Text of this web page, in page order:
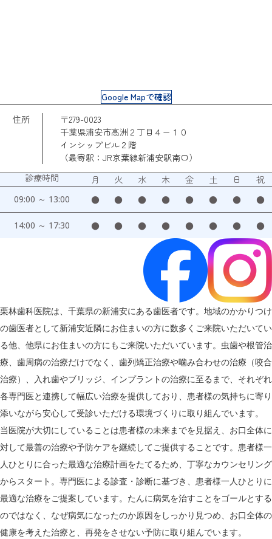
Google Mapで確認
住所
〒279-0023
千葉県浦安市高洲２丁目４ー１０
インシップビル２階
（最寄駅：JR京葉線新浦安駅南口）
診療時間
月 火 水 木 金 土 日 祝
09:00 ～ 13:00 ● ● ● ● ● ● ● ●
14:00 ～ 17:30 ● ● ● ● ● ● ● ●
栗林歯科医院は、千葉県の新浦安にある歯医者です。地域のかかりつけ
の歯医者として新浦安近隣にお住まいの方に数多くご来院いただいてい
る他、他県にお住まいの方にもご来院いただいています。虫歯や根管治
療、歯周病の治療だけでなく、歯列矯正治療や噛み合わせの治療（咬合
治療）、入れ歯やブリッジ、インプラントの治療に至るまで、それぞれ
各専門医と連携して幅広い治療を提供しており、患者様の気持ちに寄り
添いながら安心して受診いただける環境づくりに取り組んでいます。
当医院が大切にしていることは患者様の未来までを見据え、お口全体に
対して最善の治療や予防ケアを継続してご提供することです。患者様一
人ひとりに合った最適な治療計画をたてるため、丁寧なカウンセリング
からスタート。専門医による診査・診断に基づき、患者様一人ひとりに
最適な治療をご提案しています。たんに病気を治すことをゴールとする
のではなく、なぜ病気になったのか原因をしっかり見つめ、お口全体の
健康を考えた治療と、再発をさせない予防に取り組んでいます。